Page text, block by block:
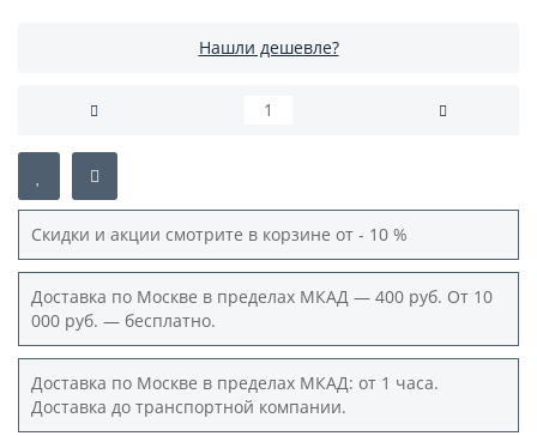
Нашли дешевле?
Скидки и акции смотрите в корзине от - 10 %
Доставка по Москве в пределах МКАД — 400 руб. От 10
000 руб. — бесплатно.
Доставка по Москве в пределах МКАД: от 1 часа.
Доставка до транспортной компании.